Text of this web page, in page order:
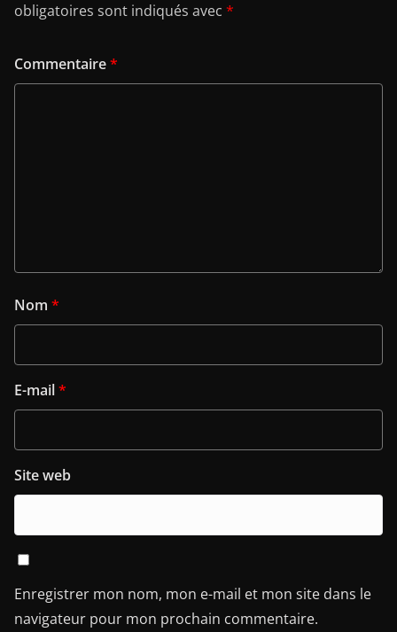
obligatoires sont indiqués avec *
Commentaire*
Nom *
E-mail*
Site web
Enregistrer mon nom, mon e-mail et mon site dans le
navigateur pour mon prochain commentaire.